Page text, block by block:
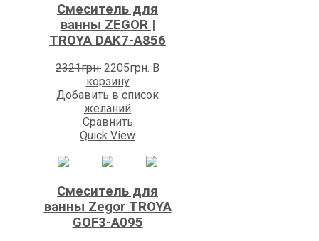
Смеситель для
ванны ZEGOR |
TROYA DAK7-А856
2321грн. Первоначальная
цена
составляла
2321грн..
2205грн. Текущая
2205грн..
В
корзину
Добавить в список
желаний
Сравнить
Quick View
Смеситель для
ванны Zegоr TROYA
GOF3-A095